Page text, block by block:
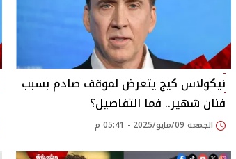
نيكولاس كيج يتعرض لموقف صادم بسبب
فنان شهير.. فما التفاصيل؟
الجمعة 09/مايو/2025 - 05:41 م